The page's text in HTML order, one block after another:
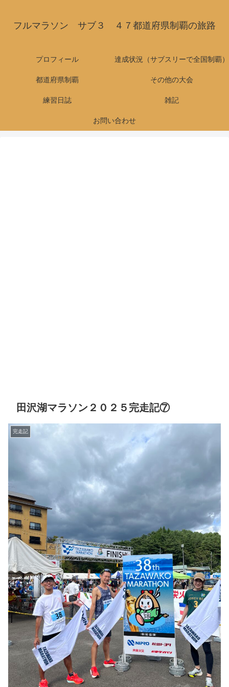
フルマラソン サブ３ ４７都道府県制覇の旅路
プロフィール 達成状況（サブスリーで全国制覇）
都道府県制覇 その他の大会
練習日誌 雑記
お問い合わせ
田沢湖マラソン２０２５完走記⑦
完走記